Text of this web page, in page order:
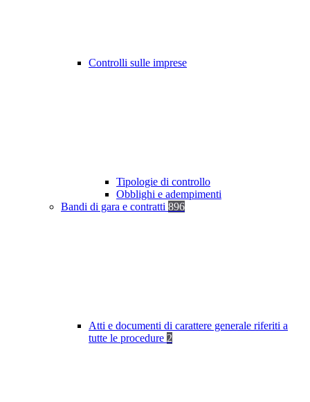
Controlli sulle imprese
Tipologie di controllo
Obblighi e adempimenti
Bandi di gara e contratti 896
Atti e documenti di carattere generale riferiti a
tutte le procedure 2